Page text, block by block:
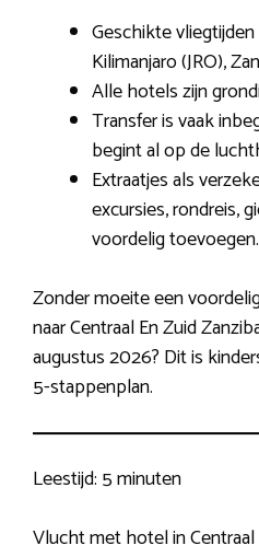
Geschikte vliegtijden
Kilimanjaro (JRO),
Alle hotels zijn
Transfer is vaak
begint al op de
Extraatjes als
excursies, rondreis,
voordelig toevoegen.
Zonder moeite een
naar Centraal En Zuid
augustus 2026? Dit is
5-stappenplan.
Leestijd: 5 minuten
Vlucht met hotel in